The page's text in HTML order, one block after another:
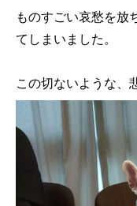
ものすごい哀愁を放
てしまいました。
この切ないような、